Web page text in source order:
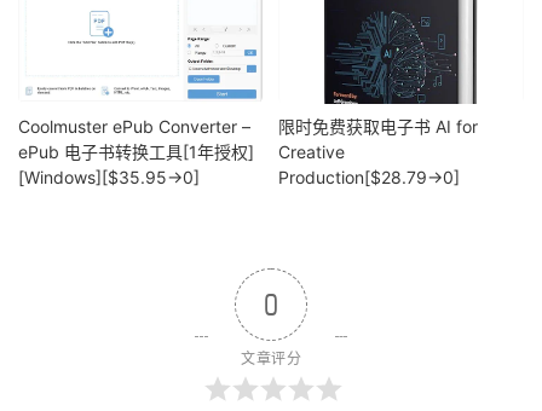
Coolmuster ePub Converter –
ePub 电子书转换工具[1年授权]
[Windows][$35.95→0]
限时免费获取电子书 AI for
Creative
Production[$28.79→0]
0
文章评分